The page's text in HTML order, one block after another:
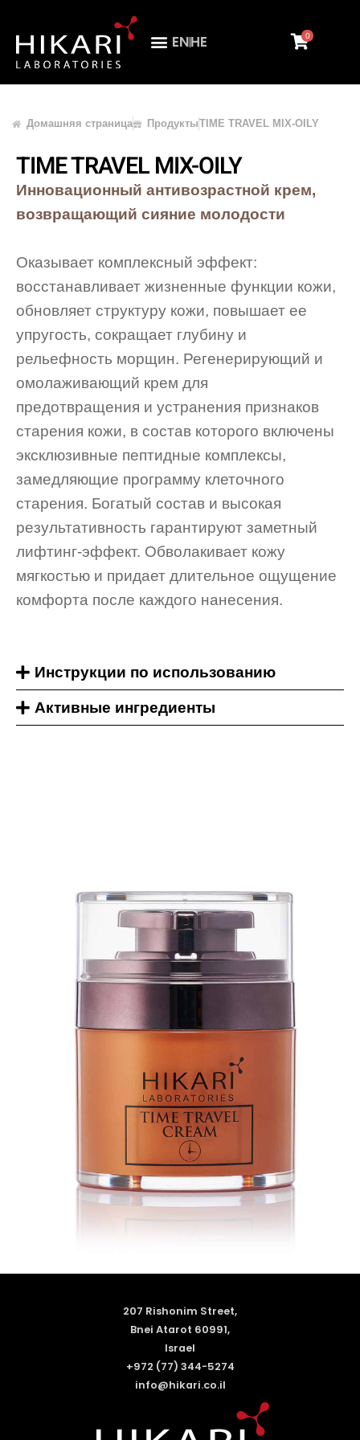
ENHE 0
Домашняя страница ПродуктыTIME TRAVEL MIX-OILY
TIME TRAVEL MIX-OILY
Инновационный антивозрастной крем,
возвращающий сияние молодости
Оказывает комплексный эффект:
восстанавливает жизненные функции кожи,
обновляет структуру кожи, повышает ее
упругость, сокращает глубину и
рельефность морщин. Регенерирующий и
омолаживающий крем для
предотвращения и устранения признаков
старения кожи, в состав которого включены
эксклюзивные пептидные комплексы,
замедляющие программу клеточного
старения. Богатый состав и высокая
результативность гарантируют заметный
лифтинг-эффект. Обволакивает кожу
мягкостью и придает длительное ощущение
комфорта после каждого нанесения.
Инструкции по использованию
Активные ингредиенты
207 Rishonim Street,
Bnei Atarot 60991,
Israel
+972 (77) 344-5274
info@hikari.co.il